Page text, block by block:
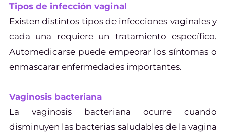
Tipos de infección vaginal
Existen distintos tipos de infecciones vaginales y
cada una requiere un tratamiento específico.
Automedicarse puede empeorar los síntomas o
enmascarar enfermedades importantes.
Vaginosis bacteriana
La vaginosis bacteriana ocurre cuando
disminuyen las bacterias saludables de la vagina